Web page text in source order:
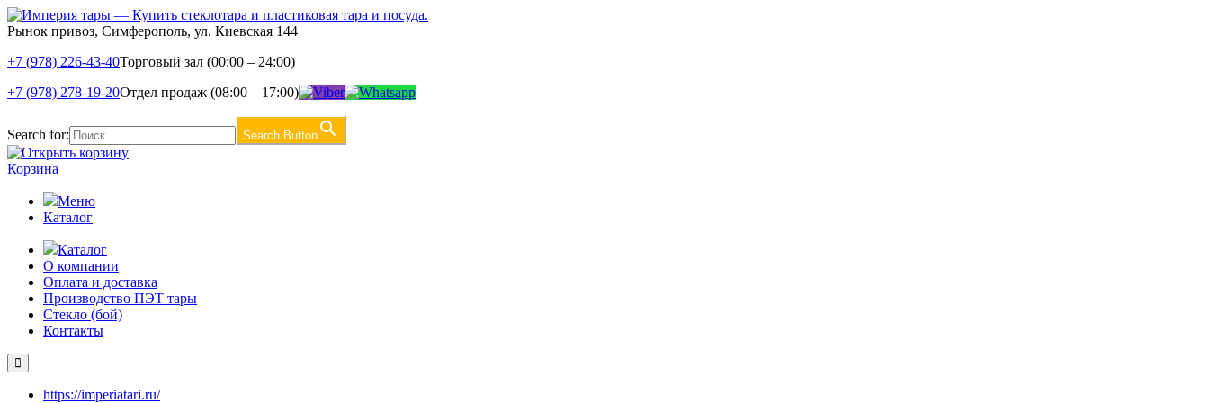
Рынок привоз, Симферополь, ул. Киевская 144
+7 (978) 226-43-40Торговый зал (00:00 – 24:00)
+7 (978) 278-19-20Отдел продаж (08:00 – 17:00)
Search for: Search Button
Корзина
Меню
Каталог
Каталог
О компании
Оплата и доставка
Производство ПЭТ тары
Стекло (бой)
Контакты
https://imperiatari.ru/